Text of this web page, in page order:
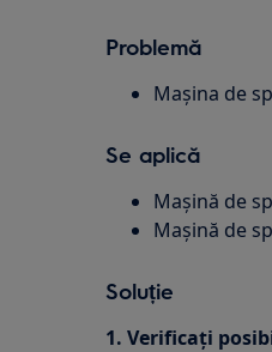
Problemă
Mașina de
Se aplică
Mașină de
Mașină de
Soluție
1. Verificați